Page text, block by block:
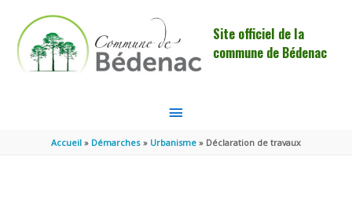
Site officiel de la
commune de Bédenac
MENU
PRINCIPAL
Accueil Démarches Urbanisme Déclaration de travaux